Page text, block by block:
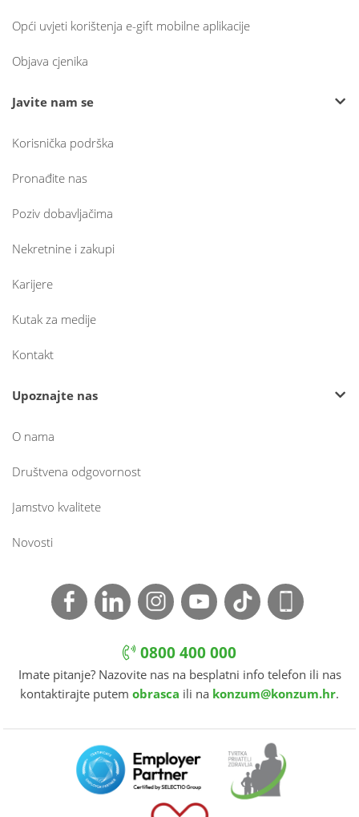
Opći uvjeti korištenja e-gift mobilne aplikacije
Objava cjenika
Javite nam se
Korisnička podrška
Pronađite nas
Poziv dobavljačima
Nekretnine i zakupi
Karijere
Kutak za medije
Kontakt
Upoznajte nas
O nama
Društvena odgovornost
Jamstvo kvalitete
Novosti
0800 400 000
Imate pitanje? Nazovite nas na besplatni info telefon ili nas
kontaktirajte putem obrasca ili na konzum@konzum.hr.